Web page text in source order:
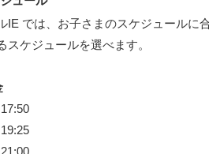
IE では、お子さまのスケジュールに
スケジュールを選べます。